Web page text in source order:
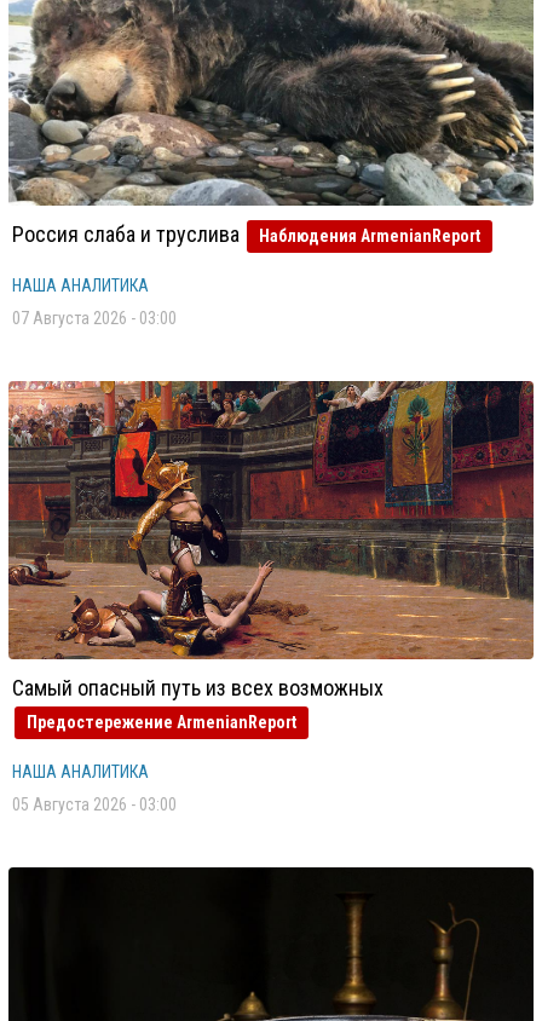
Россия слаба и труслива Наблюдения ArmenianReport
НАША АНАЛИТИКА
07 Августа 2026 - 03:00
Самый опасный путь из всех возможных
Предостережение ArmenianReport
НАША АНАЛИТИКА
05 Августа 2026 - 03:00